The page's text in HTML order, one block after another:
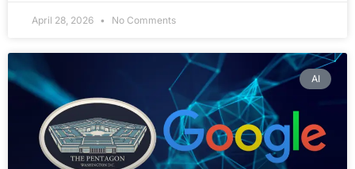
April 28, 2026 No Comments
AI